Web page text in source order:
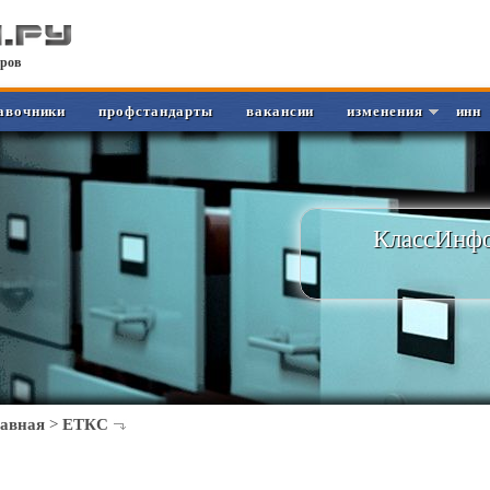
профстандарты вакансии изменения инн
> ЕТКС